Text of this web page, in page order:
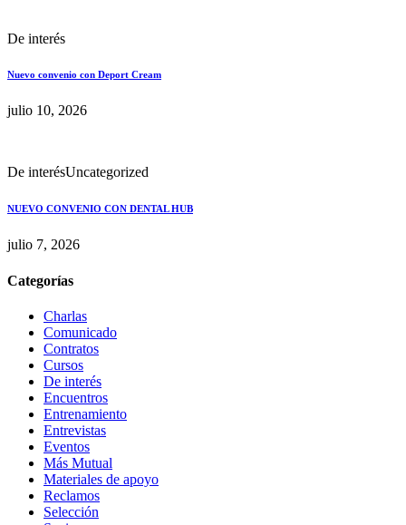
De interés
Nuevo convenio con Deport Cream
julio 10, 2026
De interésUncategorized
NUEVO CONVENIO CON DENTAL HUB
julio 7, 2026
Categorías
Charlas
Comunicado
Contratos
Cursos
De interés
Encuentros
Entrenamiento
Entrevistas
Eventos
Más Mutual
Materiales de apoyo
Reclamos
Selección